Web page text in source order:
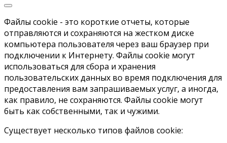
Файлы cookie - это короткие отчеты, которые
отправляются и сохраняются на жестком диске
компьютера пользователя через ваш браузер при
подключении к Интернету. Файлы cookie могут
использоваться для сбора и хранения
пользовательских данных во время подключения для
предоставления вам запрашиваемых услуг, а иногда,
как правило, не сохраняются. Файлы cookie могут
быть как собственными, так и чужими.
Существует несколько типов файлов cookie: